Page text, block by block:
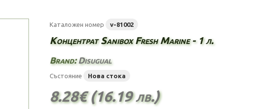
Каталожен номер v-81002
Концентрат Sanibox Fresh Marine - 1 л.
Brand:Disugual
Състояние Нова стока
8.28€ (16.19 лв.)